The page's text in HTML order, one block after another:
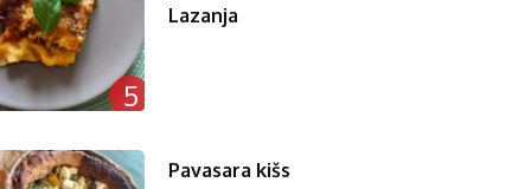
5
Lazanja
Pavasara kišs